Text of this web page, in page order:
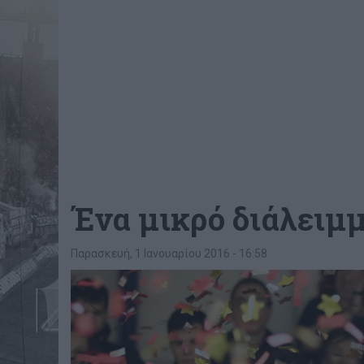
Ένα μικρό
Παρασκευή, 1 Ιανουαρίου 2016 - 16:58